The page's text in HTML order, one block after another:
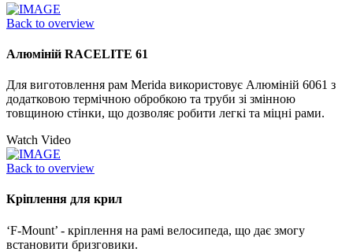
Back to overview
Алюміній RACELITE 61
Для виготовлення рам Merida використовує Алюміній 6061 з
додатковою термічною обробкою та труби зі змінною
товщиною стінки, що дозволяє робити легкі та міцні рами.
Watch Video
Back to overview
Кріплення для крил
‘F-Mount’ - кріплення на рамі велосипеда, що дає змогу
встановити бризговики.